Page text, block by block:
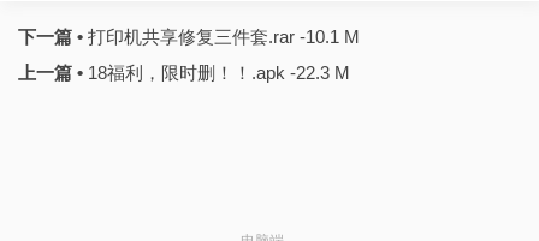
下一篇 • 打印机共享修复三件套.rar -10.1 M
上一篇 • 18福利，限时删！！.apk -22.3 M